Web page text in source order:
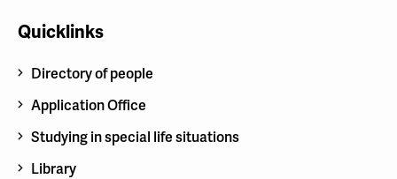
Quicklinks
Directory of people
Application Office
Studying in special life situations
Library